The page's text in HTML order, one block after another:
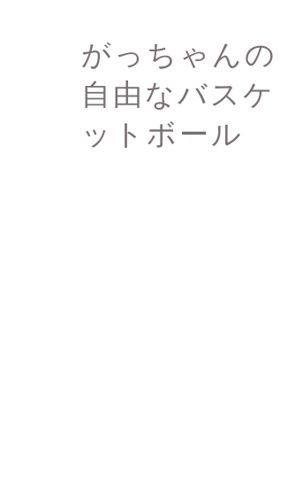
がっちゃんの
自由なバスケ
ットボール